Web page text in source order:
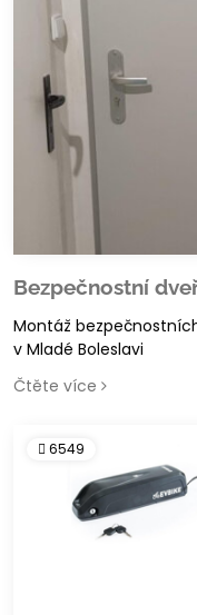
Bezpečnostní
Montáž
v Mladé Boleslavi
Čtěte více
6549